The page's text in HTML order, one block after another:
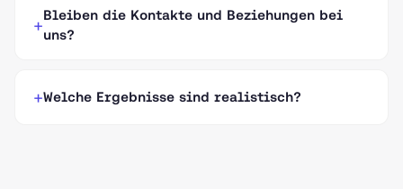
Bleiben die Kontakte und Beziehungen bei
uns?
Welche Ergebnisse sind realistisch?